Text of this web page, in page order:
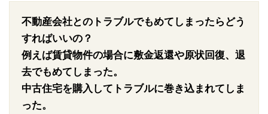
不動産会社とのトラブルでもめてしまったらどう
すればいいの？
例えば賃貸物件の場合に敷金返還や原状回復、退
去でもめてしまった。
中古住宅を購入してトラブルに巻き込まれてしま
った。